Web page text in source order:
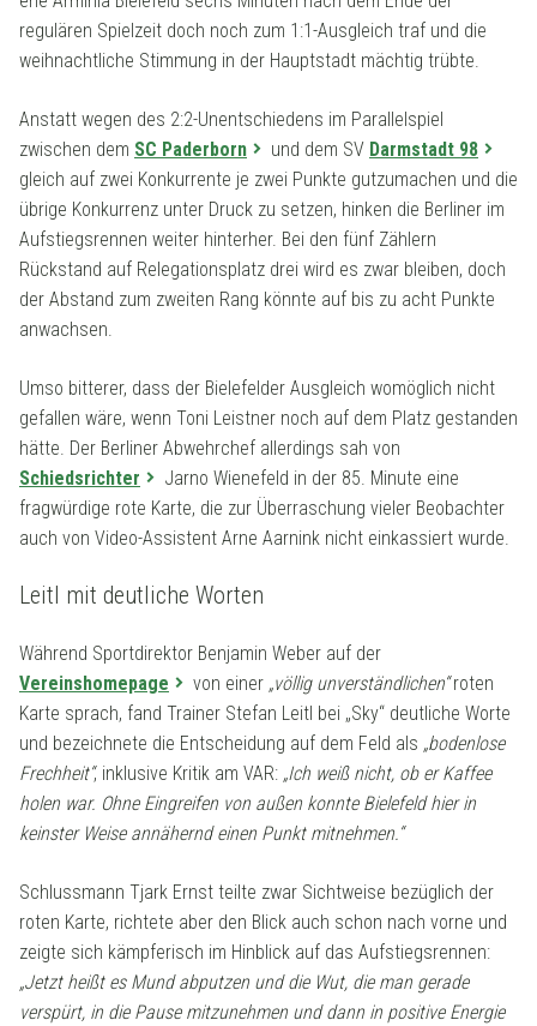
regulären Spielzeit doch noch zum 1:1-Ausgleich traf und die
weihnachtliche Stimmung in der Hauptstadt mächtig trübte.
Anstatt wegen des 2:2-Unentschiedens im Parallelspiel
zwischen dem SC Paderborn und dem SV Darmstadt 98
gleich auf zwei Konkurrente je zwei Punkte gutzumachen und die
übrige Konkurrenz unter Druck zu setzen, hinken die Berliner im
Aufstiegsrennen weiter hinterher. Bei den fünf Zählern
Rückstand auf Relegationsplatz drei wird es zwar bleiben, doch
der Abstand zum zweiten Rang könnte auf bis zu acht Punkte
anwachsen.
Umso bitterer, dass der Bielefelder Ausgleich womöglich nicht
gefallen wäre, wenn Toni Leistner noch auf dem Platz gestanden
hätte. Der Berliner Abwehrchef allerdings sah von
Schiedsrichter
Jarno Wienefeld in der 85. Minute eine
fragwürdige rote Karte, die zur Überraschung vieler Beobachter
auch von Video-Assistent Arne Aarnink nicht einkassiert wurde.
Leitl mit deutliche Worten
Während Sportdirektor Benjamin Weber auf der
Vereinshomepage
von einer „völlig unverständlichen“roten
Karte sprach, fand Trainer Stefan Leitl bei „Sky“ deutliche Worte
und bezeichnete die Entscheidung auf dem Feld als „bodenlose
Frechheit“, inklusive Kritik am VAR: „Ich weiß nicht, ob er Kaffee
holen war. Ohne Eingreifen von außen konnte Bielefeld hier in
keinster Weise annähernd einen Punkt mitnehmen.“
Schlussmann Tjark Ernst teilte zwar Sichtweise bezüglich der
roten Karte, richtete aber den Blick auch schon nach vorne und
zeigte sich kämpferisch im Hinblick auf das Aufstiegsrennen:
„Jetzt heißt es Mund abputzen und die Wut, die man gerade
verspürt, in die Pause mitzunehmen und dann in positive Energie